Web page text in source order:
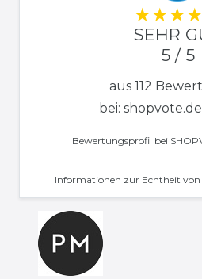
SEHR
5 / 5
aus 112
bei:
Bewertungsprofil bei
Informationen zur Echtheit